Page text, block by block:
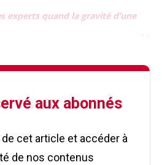
experts quand la gravité d’une
aux abonnés
cet article et accéder à
de nos contenus